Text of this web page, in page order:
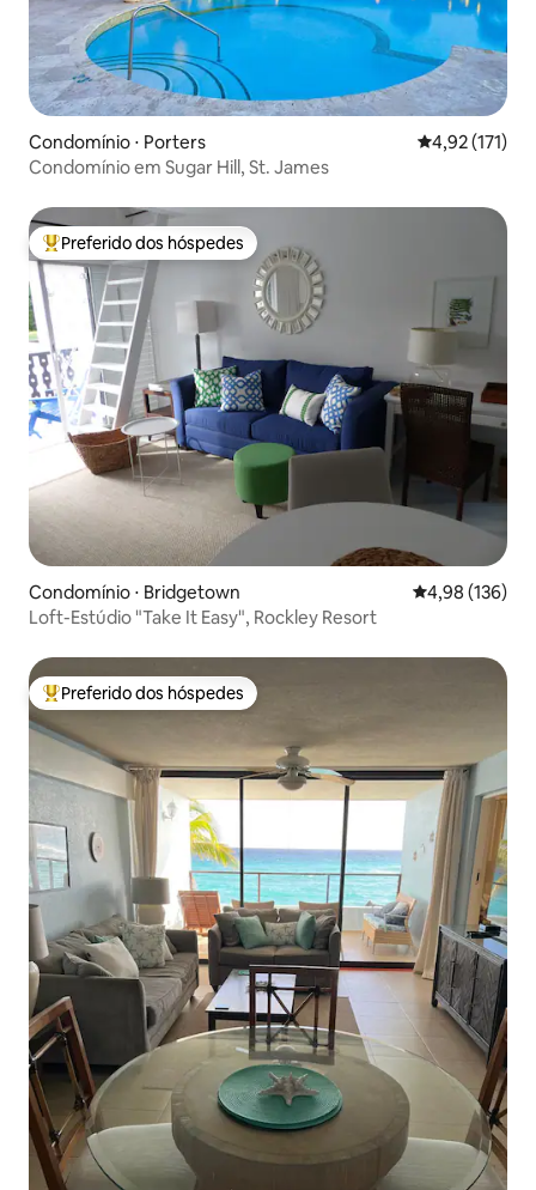
Condomínio ⋅ Porters 4,92 de uma
4,92 (171)
Condomínio em Sugar Hill, St. James
Entre os melhores preferidos dos hóspedes
Preferido dos hóspedes
Condomínio ⋅ Bridgetown 4,98 de uma
4,98 (136)
Loft-Estúdio "Take It Easy", Rockley Resort
Entre os melhores preferidos dos hóspedes
Preferido dos hóspedes